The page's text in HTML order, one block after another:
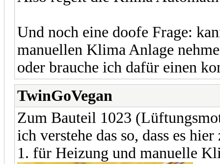
Und noch eine doofe Frage:
manuellen Klima Anlage
oder brauche ich dafür einen
TwinGoVegan
Zum Bauteil 1023
ich verstehe das so, dass es
1. für Heizung und manuelle